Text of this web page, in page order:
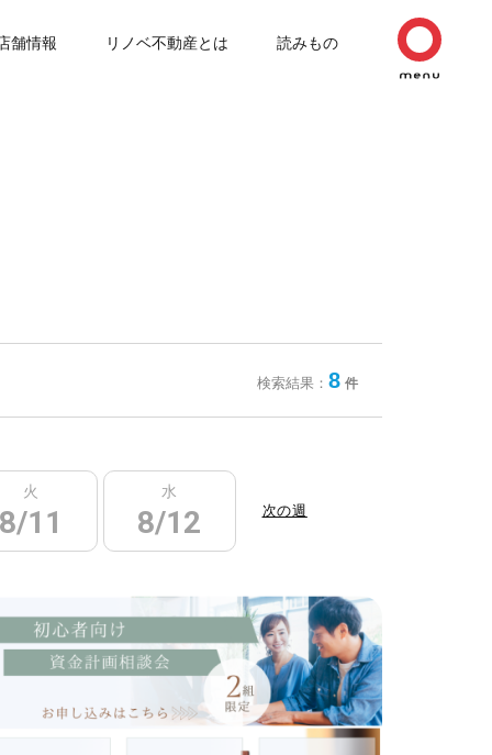
舗情報 リノベ不動産とは 読みもの
検索結果： 8 件
火
8/11
水
8/12 8/13
次の週